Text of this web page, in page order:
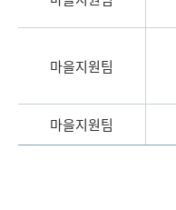
마을지원팀
마을지원팀